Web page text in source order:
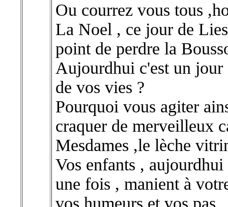
Ou courrez vous tous
La Noel , ce jour de
point de perdre la
Aujourdhui c'est un jour
de vos vies ?
Pourquoi vous agiter
craquer de merveilleux
Mesdames ,le lèche
Vos enfants ,
une fois , manient à
vos humeurs et vos pas .